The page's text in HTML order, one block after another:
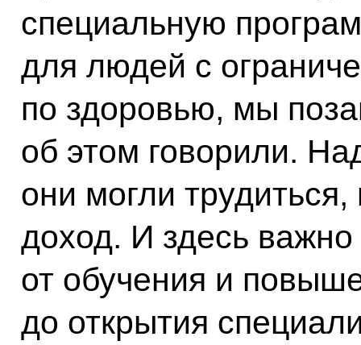
специальную
для людей с
по здоровью, мы
об этом говорили.
они могли
доход. И здесь
от обучения и
до открытия